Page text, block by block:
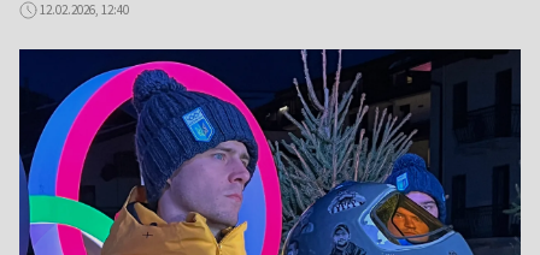
12.02.2026, 12:40